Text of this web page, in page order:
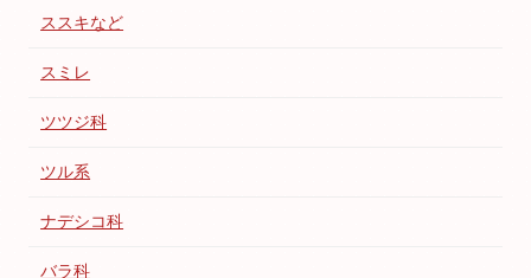
ススキなど
スミレ
ツツジ科
ツル系
ナデシコ科
バラ科